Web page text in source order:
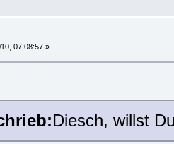
07:08:57 »
Diesch, willst